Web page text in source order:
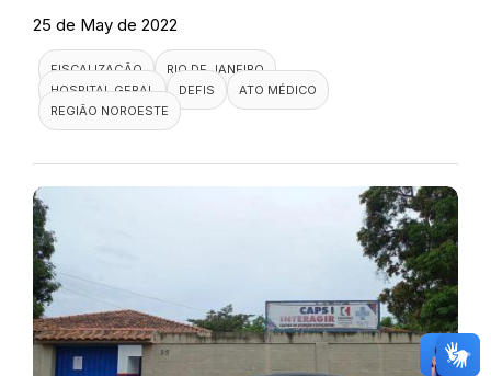
25 de May de 2022
FISCALIZAÇÃO
RIO DE JANEIRO
HOSPITAL GERAL
DEFIS
ATO MÉDICO
REGIÃO NOROESTE